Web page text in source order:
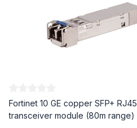
Fortinet 10 GE copper SFP+ RJ45
transceiver module (80m range)